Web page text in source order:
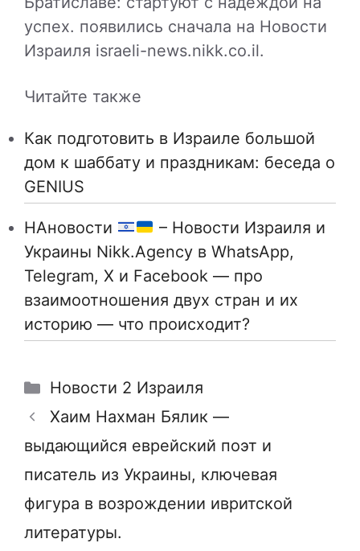
успех. появились сначала на Новости
Израиля israeli-news.nikk.co.il.
Читайте также
Как подготовить в Израиле большой
дом к шаббату и праздникам: беседа о
GENIUS
НАновости
– Новости Израиля и
Украины Nikk.Agency в WhatsApp,
Telegram, X и Facebook — про
взаимоотношения двух стран и их
историю — что происходит?
Рубрики
Новости 2 Израиля
Хаим Нахман Бялик —
выдающийся еврейский поэт и
писатель из Украины, ключевая
фигура в возрождении ивритской
литературы.